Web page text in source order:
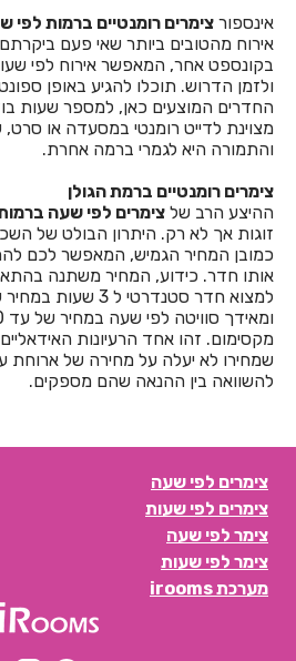
חדרים לפי שעה בבית חרות
חדרים לפי שעה בבית יהושע
חדרים לפי שעה בבית ינאי
חדרים לפי שעה בבית לחם
חדרים לפי שעה בבית ליד
חדרים לפי שעה בבית נחמיה
חדרים לפי שעה בבית עזרא
חדרים לפי שעה בבית עריף
חדרים לפי שעה בבית קמה
חדרים לפי שעה בבית שערים
חדרים לפי שעה בביתר עילית
חדרים לפי שעה בבני עטרות
חדרים לפי שעה בבנימינה
אינספור צימרים רומנטיים ברמות לפי
אירוח מהטובים ביותר שאי פעם
בקונספט אחר, המאפשר אירוח לפי
ולזמן הדרוש. תוכלו להגיע באופן
החדרים המוצעים כאן, למספר שעות
מצוינת לדייט רומנטי במסעדה או
והתמורה היא לגמרי ברמה אחרת.
צימרים רומנטיים ברמת הגולן
ההיצע הרב של צימרים לפי שעה
זוגות אך לא רק. היתרון הבולט של
כמובן המחיר הגמיש, המאפשר לכם
אותו חדר. כידוע, המחיר משתנה
מקסימום. זהו אחד הרעיונות האידאליים
שמחירו לא יעלה על מחירה של ארוחת
להשוואה בין ההנאה שהם מספקים.
צימרים לפי שעה
צימרים לפי שעות
צימר לפי שעה
צימר לפי שעות
מערכת irooms